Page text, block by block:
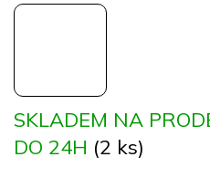
SKLADEM NA
DO 24H (2 ks)